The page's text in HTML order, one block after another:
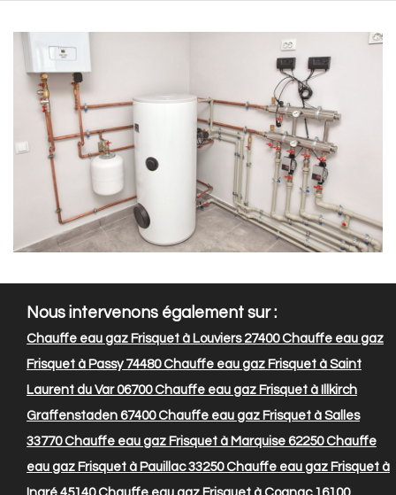
Nous intervenons également sur :
Chauffe eau gaz Frisquet à Louviers 27400Chauffe eau gaz
Frisquet à Passy 74480Chauffe eau gaz Frisquet à Saint
Laurent du Var 06700Chauffe eau gaz Frisquet à Illkirch
Graffenstaden 67400Chauffe eau gaz Frisquet à Salles
33770Chauffe eau gaz Frisquet à Marquise 62250Chauffe
eau gaz Frisquet à Pauillac 33250Chauffe eau gaz Frisquet à